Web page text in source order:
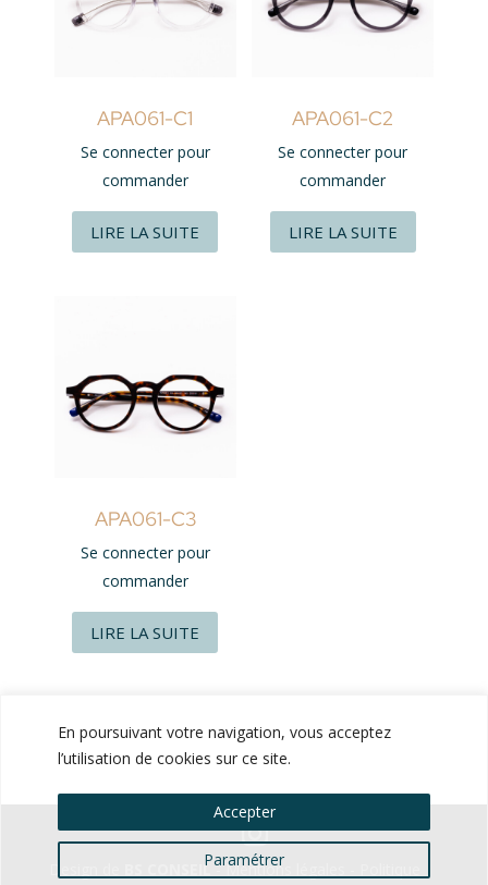
En poursuivant votre navigation, vous acceptez
l’utilisation de cookies sur ce site.
Paramétrer
Accepter
APA061-C1
Se connecter pour
commander
LIRE LA SUITE
APA061-C2
Se connecter pour
commander
LIRE LA SUITE
APA061-C3
Se connecter pour
commander
LIRE LA SUITE
BS CONSEIL -Mentions légales